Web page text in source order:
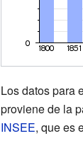
Los datos para
proviene de la
INSEE, que es